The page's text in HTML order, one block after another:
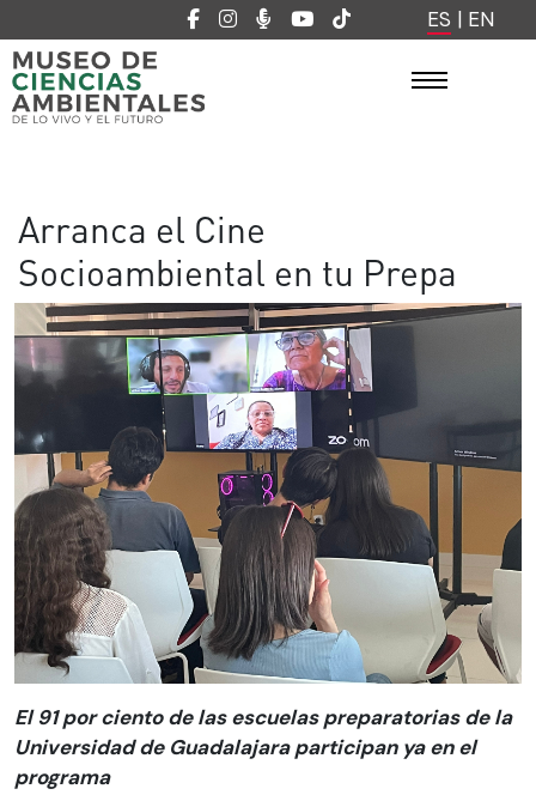
ES | EN
Arranca el Cine
Socioambiental en tu Prepa
El 91 por ciento de las escuelas preparatorias de la
Universidad de Guadalajara participan ya en el
programa